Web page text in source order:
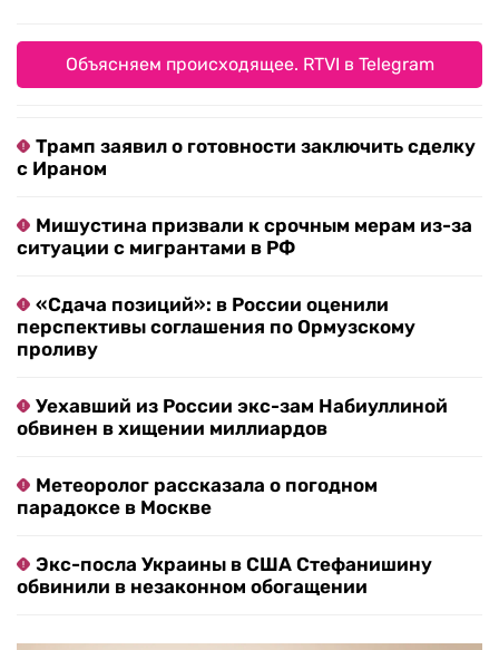
Объясняем происходящее. RTVI в Telegram
Трамп заявил о готовности заключить сделку
с Ираном
Мишустина призвали к срочным мерам из-за
ситуации с мигрантами в РФ
«Сдача позиций»: в России оценили
перспективы соглашения по Ормузскому
проливу
Уехавший из России экс-зам Набиуллиной
обвинен в хищении миллиардов
Метеоролог рассказала о погодном
парадоксе в Москве
Экс-посла Украины в США Стефанишину
обвинили в незаконном обогащении